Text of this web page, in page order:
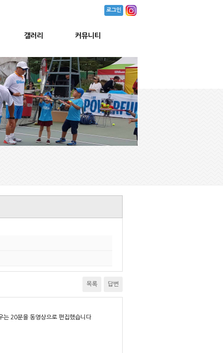
갤러리 커뮤니티
로그인
목록 답변
는 20분을 동영상으로 편집했습니다